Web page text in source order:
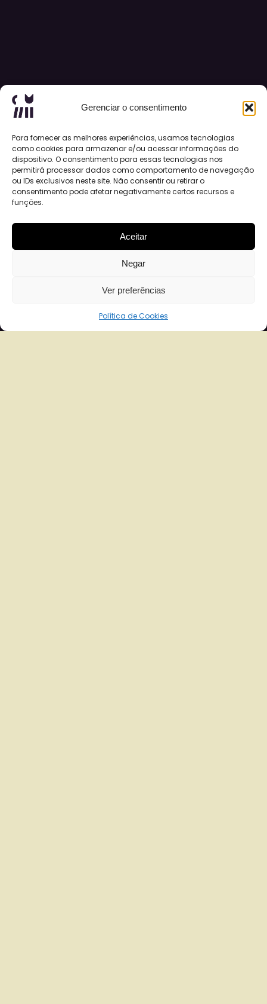
Gerenciar o consentimento
Para fornecer as melhores experiências, usamos tecnologias
como cookies para armazenar e/ou acessar informações do
dispositivo. O consentimento para essas tecnologias nos
permitirá processar dados como comportamento de navegação
ou IDs exclusivos neste site. Não consentir ou retirar o
consentimento pode afetar negativamente certos recursos e
funções.
Aceitar
Negar
Ver preferências
Política de Cookies